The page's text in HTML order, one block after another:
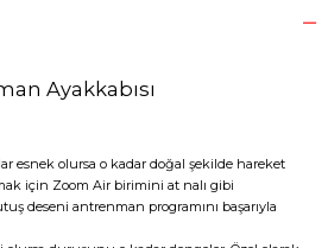
Ayakkabısı
esnek olursa o kadar doğal şekilde hareket
için Zoom Air birimini at nalı gibi
deseni antrenman programını başarıyla